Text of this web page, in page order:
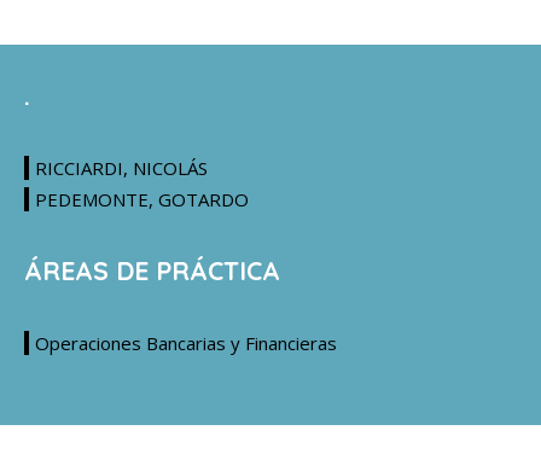
.
RICCIARDI, NICOLÁS
PEDEMONTE, GOTARDO
ÁREAS DE PRÁCTICA
Operaciones Bancarias y Financieras